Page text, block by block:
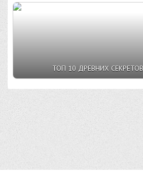
ТОП 10 ДРЕВНИХ